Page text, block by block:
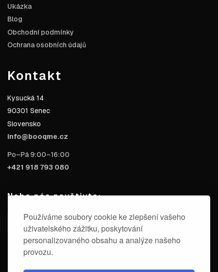
Používáme soubory cookie ke zlepšení vašeho
uživatelského zážitku, poskytování
personalizovaného obsahu a analýze našeho
provozu.
Ukázka
Blog
Obchodní podmínky
Ochrana osobních údajů
Kontakt
Kysucká 14
90301 Senec
Slovensko
info@booqme.cz
Po–Pá 9:00–16:00
+421 918 793 080
Nebo nás navštivte: